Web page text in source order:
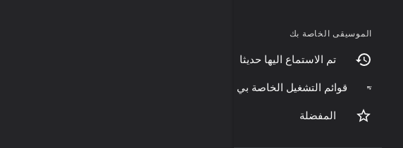
الموسيقى الخاصة بك
تم الاستماع اليها حديثا
قوائم التشغيل الخاصة بي
المفضلة